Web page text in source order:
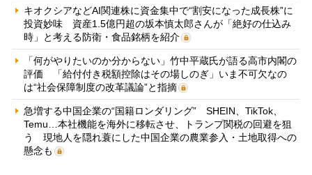
キオクシアなどAI関連株に資金集中で“割安になった成長株”に
投資妙味 資産1.5億円超の坂本慎太郎さんが「絶好の仕込み
時」と考える防衛・食品銘柄を紹介
「何がやりたいのか分からない」竹中平蔵氏が語る高市内閣の
評価 「給付付き税額控除はその場しのぎ」いま不可欠なの
は“社会保障制度の改革議論”と指摘
急増する中国企業の“国籍ロンダリング” SHEIN、TikTok、
Temu…本社機能を海外に移転させ、トランプ関税の回避を狙
う 現地人を隠れ蓑にした中国企業の農業参入・土地取得への
懸念も